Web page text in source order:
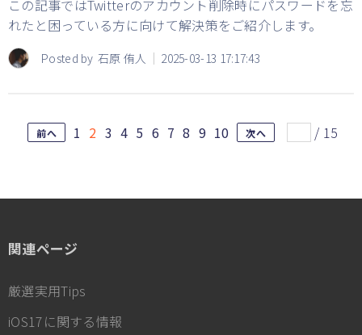
この記事ではTwitterのアカウント削除時にパスワードを忘
れたと困っている方に向けて解決策をご紹介します。
Posted by 石原 侑人 2025-03-13 17:17:43
前へ 1 2 3 4 5 6 7 8 9 10 次へ / 15
関連ページ
厳選実用Tips
iOS17に関する情報